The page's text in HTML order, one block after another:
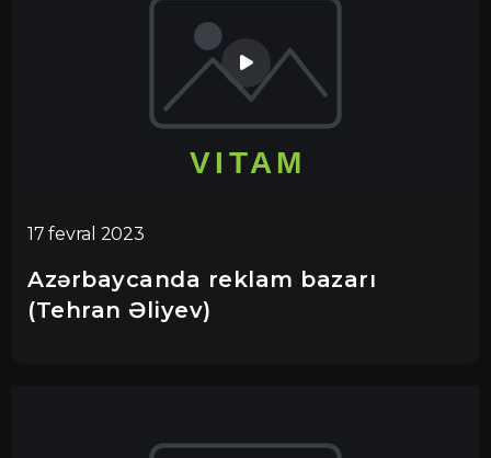
17 fevral 2023
Azərbaycanda reklam bazarı
(Tehran Əliyev)